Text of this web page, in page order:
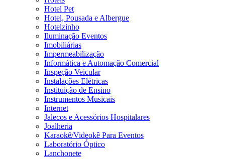
Hotel Pet
Hotel, Pousada e Albergue
Hotelzinho
Iluminação Eventos
Imobiliárias
Impermeabilização
Informática e Automação Comercial
Inspeção Veicular
Instalações Elétricas
Instituição de Ensino
Instrumentos Musicais
Internet
Jalecos e Acessórios Hospitalares
Joalheria
Karaokê/Videokê Para Eventos
Laboratório Óptico
Lanchonete